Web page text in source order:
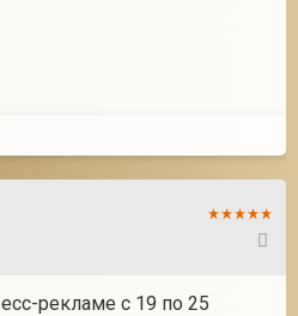
рекламе с 19 по 25